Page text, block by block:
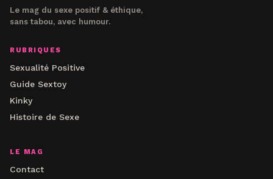
Le mag du sexe positif & éthique,
sans tabou, avec humour.
RUBRIQUES
Sexualité Positive
Guide Sextoy
Kinky
Histoire de Sexe
LE MAG
Contact